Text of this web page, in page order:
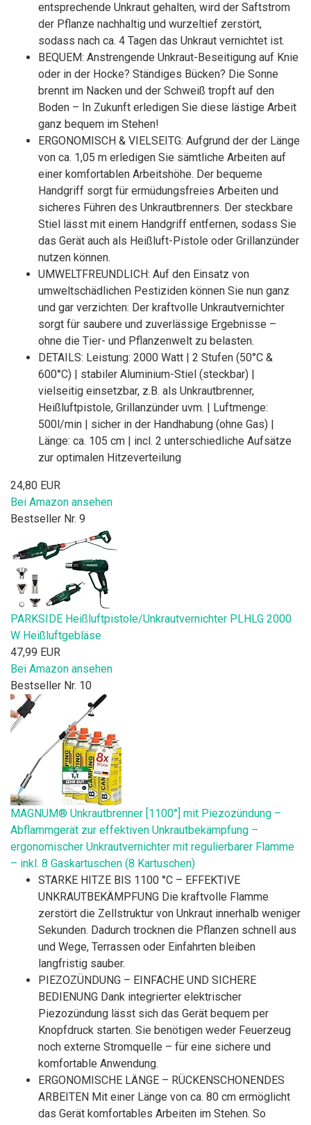
entsprechende Unkraut gehalten, wird der Saftstrom
der Pflanze nachhaltig und wurzeltief zerstört,
sodass nach ca. 4 Tagen das Unkraut vernichtet ist.
BEQUEM: Anstrengende Unkraut-Beseitigung auf Knie
oder in der Hocke? Ständiges Bücken? Die Sonne
brennt im Nacken und der Schweiß tropft auf den
Boden – In Zukunft erledigen Sie diese lästige Arbeit
ganz bequem im Stehen!
ERGONOMISCH & VIELSEITG: Aufgrund der der Länge
von ca. 1,05 m erledigen Sie sämtliche Arbeiten auf
einer komfortablen Arbeitshöhe. Der bequeme
Handgriff sorgt für ermüdungsfreies Arbeiten und
sicheres Führen des Unkrautbrenners. Der steckbare
Stiel lässt mit einem Handgriff entfernen, sodass Sie
das Gerät auch als Heißluft-Pistole oder Grillanzünder
nutzen können.
UMWELTFREUNDLICH: Auf den Einsatz von
umweltschädlichen Pestiziden können Sie nun ganz
und gar verzichten: Der kraftvolle Unkrautvernichter
sorgt für saubere und zuverlässige Ergebnisse –
ohne die Tier- und Pflanzenwelt zu belasten.
DETAILS: Leistung: 2000 Watt | 2 Stufen (50°C &
600°C) | stabiler Aluminium-Stiel (steckbar) |
vielseitig einsetzbar, z.B. als Unkrautbrenner,
Heißluftpistole, Grillanzünder uvm. | Luftmenge:
500l/min | sicher in der Handhabung (ohne Gas) |
Länge: ca. 105 cm | incl. 2 unterschiedliche Aufsätze
zur optimalen Hitzeverteilung
24,80 EUR
Bei Amazon ansehen
Bestseller Nr. 9
PARKSIDE Heißluftpistole/Unkrautvernichter PLHLG 2000
W Heißluftgebläse
47,99 EUR
Bei Amazon ansehen
Bestseller Nr. 10
MAGNUM® Unkrautbrenner [1100°] mit Piezozündung –
Abflammgerät zur effektiven Unkrautbekämpfung –
ergonomischer Unkrautvernichter mit regulierbarer Flamme
– inkl. 8 Gaskartuschen (8 Kartuschen)
STARKE HITZE BIS 1100 °C – EFFEKTIVE
UNKRAUTBEKÄMPFUNG Die kraftvolle Flamme
zerstört die Zellstruktur von Unkraut innerhalb weniger
Sekunden. Dadurch trocknen die Pflanzen schnell aus
und Wege, Terrassen oder Einfahrten bleiben
langfristig sauber.
PIEZOZÜNDUNG – EINFACHE UND SICHERE
BEDIENUNG Dank integrierter elektrischer
Piezozündung lässt sich das Gerät bequem per
Knopfdruck starten. Sie benötigen weder Feuerzeug
noch externe Stromquelle – für eine sichere und
komfortable Anwendung.
ERGONOMISCHE LÄNGE – RÜCKENSCHONENDES
ARBEITEN Mit einer Länge von ca. 80 cm ermöglicht
das Gerät komfortables Arbeiten im Stehen. So